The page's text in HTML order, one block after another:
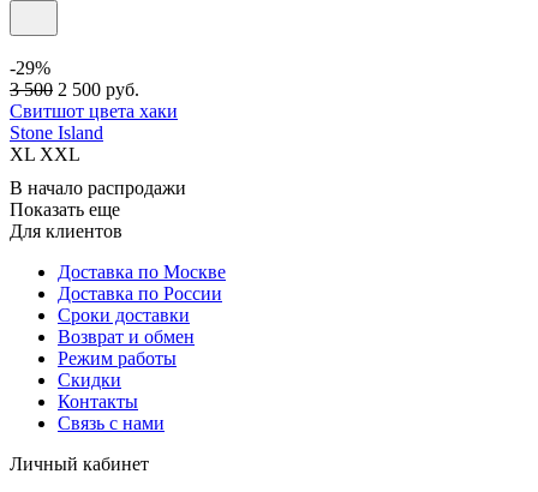
-29%
3 500 2 500 руб.
Свитшот цвета хаки
Stone Island
XL XXL
В начало распродажи
Показать еще
Для клиентов
Доставка по Москве
Доставка по России
Сроки доставки
Возврат и обмен
Режим работы
Скидки
Контакты
Связь с нами
Личный кабинет